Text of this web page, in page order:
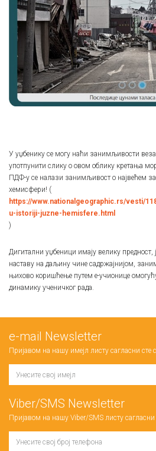
У уџбенику се могу наћи занимљивости
употпунити слику о овом облику кретања
ПДФ-у се налази занимљивост о највећем
хемисфери! (
https://www.nationalgeographic.rs/vesti/
u-istoriji-juzne-hemisfere.html
)
Дигитални уџбеници имају велику предност,
наставу на даљину чине садржајнијом,
њихово коришћење путем е-учионице
динамику ученичког рада.
е-mail Newsletter
Пријавом на нашу имејл листу сагласни сте
Viber/SMS Newsletter
Пријавом на нашу Viber/SMS листу сагласни